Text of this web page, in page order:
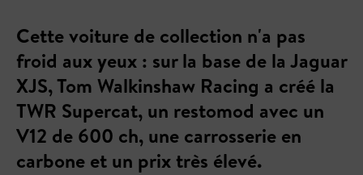
Cette voiture de collection n'a pas
froid aux yeux : sur la base de la Jaguar
XJS, Tom Walkinshaw Racing a créé la
TWR Supercat, un restomod avec un
V12 de 600 ch, une carrosserie en
carbone et un prix très élevé.